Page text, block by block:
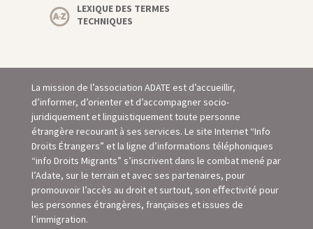
LEXIQUE DES TERMES
TECHNIQUES
La mission de l’association ADATE est d’accueillir,
d’informer, d’orienter et d’accompagner socio-
juridiquement et linguistiquement toute personne
étrangère recourant à ses services. Le site Internet “Info
Droits Étrangers” et la ligne d’informations téléphoniques
“info Droits Migrants” s’inscrivent dans le combat mené par
l’Adate, sur le terrain et avec ses partenaires, pour
promouvoir l’accès au droit et surtout, son eﬀectivité pour
les personnes étrangères, françaises et issues de
l’immigration.